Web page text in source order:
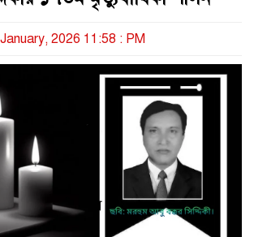
January, 2026 11:58 : PM